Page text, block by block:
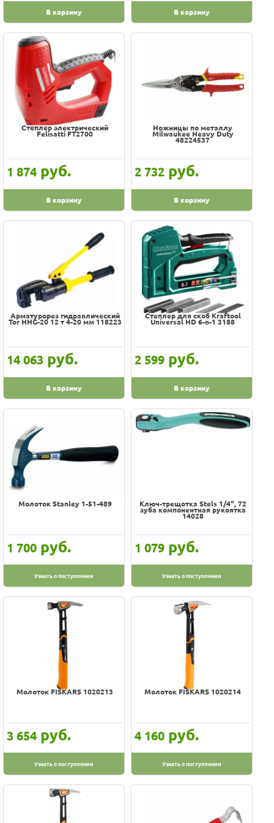
Kraftool
Milwaukee
Stanley
Sturm!
Tor
WORX
В корзину В корзину
Степлер электрический
Felisatti FT2700
1 874 руб.
В корзину
Ножницы по металлу
Milwaukee Heavy Duty
48224537
2 732 руб.
В корзину
Арматурорез гидравлический
Tor HHG-20 12 т 4-20 мм 118223
14 063 руб.
В корзину
Степлер для скоб Kraftool
Universal HD 6-в-1 3188
2 599 руб.
В корзину
Молоток Stanley 1-51-489
1 700 руб.
Узнать о поступлении
Ключ-трещотка Stels 1/4", 72
зуба компонентная рукоятка
14028
1 079 руб.
Узнать о поступлении
Молоток FISKARS 1020213
3 654 руб.
Узнать о поступлении
Молоток FISKARS 1020214
4 160 руб.
Узнать о поступлении